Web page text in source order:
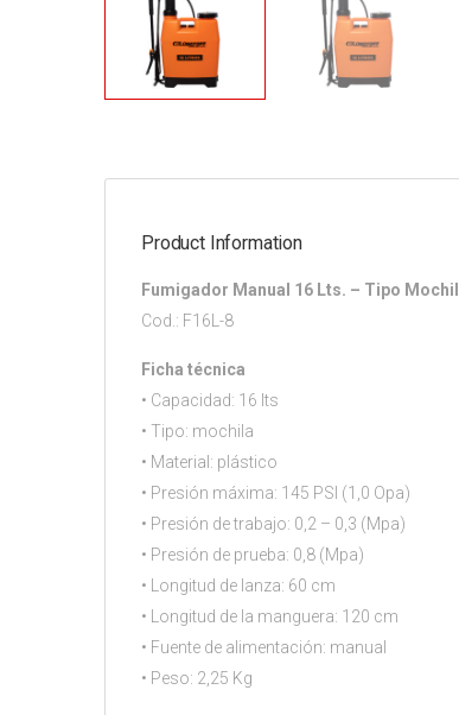
Product Information
Fumigador Manual 16 Lts. – Tipo
Cod.: F16L-8
Ficha técnica
• Capacidad: 16 lts
• Tipo: mochila
• Material: plástico
• Presión máxima: 145 PSI (1,0 Opa)
• Presión de trabajo: 0,2 – 0,3 (Mpa)
• Presión de prueba: 0,8 (Mpa)
• Longitud de lanza: 60 cm
• Longitud de la manguera: 120 cm
• Fuente de alimentación: manual
• Peso: 2,25 Kg